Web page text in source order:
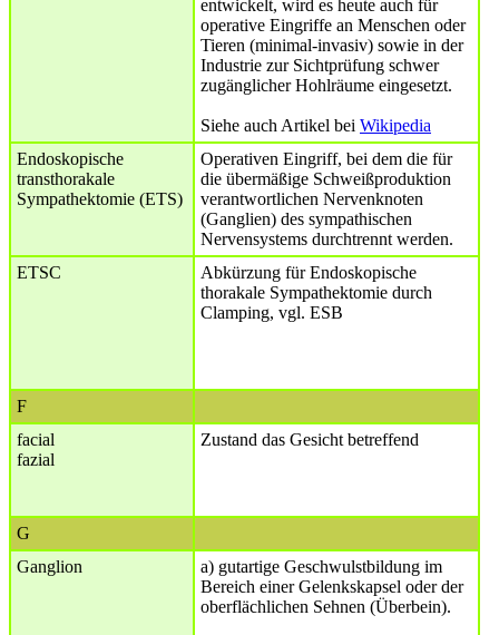
entwickelt, wird es heute auch für
operative Eingriffe an Menschen oder
Tieren (minimal-invasiv) sowie in der
Industrie zur Sichtprüfung schwer
zugänglicher Hohlräume eingesetzt.
Siehe auch Artikel bei Wikipedia
Endoskopische
transthorakale
Sympathektomie (ETS)
Operativen Eingriff, bei dem die für
die übermäßige Schweißproduktion
verantwortlichen Nervenknoten
(Ganglien) des sympathischen
Nervensystems durchtrennt werden.
ETSC
Abkürzung für Endoskopische
thorakale Sympathektomie durch
Clamping, vgl. ESB
F
facial
fazial
Zustand das Gesicht betreffend
G
Ganglion
a) gutartige Geschwulstbildung im
Bereich einer Gelenkskapsel oder der
oberflächlichen Sehnen (Überbein).